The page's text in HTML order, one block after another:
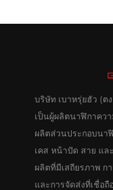
บริษัท เบาหรุ่ยฮัว (ต
เป็นผู้ผลิตนาฬิกาคว
ผลิตส่วนประกอบนา
เคส หน้าปัด สาย แล
ผลิตที่มีเสถียรภาพ ก
และการจัดส่งที่เชื่อ